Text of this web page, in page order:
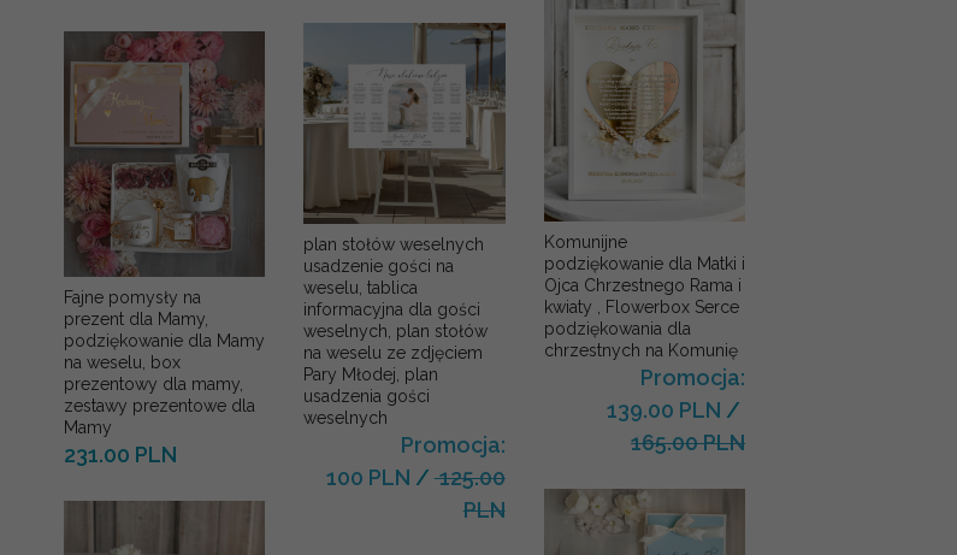
Fajne pomysły na
prezent dla Mamy,
podziękowanie dla Mamy
na weselu, box
prezentowy dla mamy,
zestawy prezentowe dla
Mamy
231.00 PLN
plan stołów weselnych
usadzenie gości na
weselu, tablica
informacyjna dla gości
weselnych, plan stołów
na weselu ze zdjęciem
Pary Młodej, plan
usadzenia gości
weselnych
Promocja:
100 PLN /125.00
PLN
Komunijne
podziękowanie dla Matki i
Ojca Chrzestnego Rama i
kwiaty , Flowerbox Serce
podziękowania dla
chrzestnych na Komunię
Promocja:
139.00 PLN /
165.00 PLN